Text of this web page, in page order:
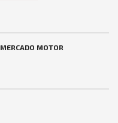
MERCADO MOTOR